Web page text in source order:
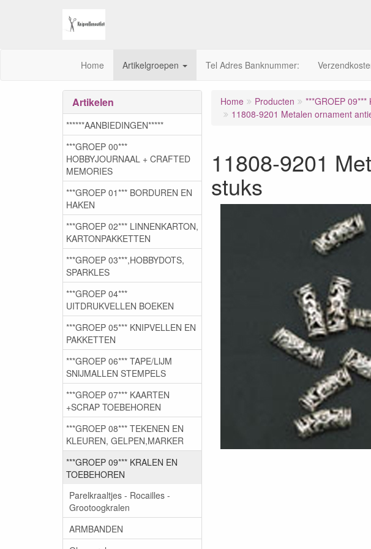
Home Artikelgroepen Tel Adres Banknummer:
Home Producten ***GROEP 09***
11808-9201 Metalen ornament
11808-9201
stuks
Artikelen
******AANBIEDINGEN*****
***GROEP 00***
HOBBYJOURNAAL + CRAFTED
MEMORIES
***GROEP 01*** BORDUREN EN
HAKEN
***GROEP 02*** LINNENKARTON,
KARTONPAKKETTEN
***GROEP 03***,HOBBYDOTS,
SPARKLES
***GROEP 04***
UITDRUKVELLEN BOEKEN
***GROEP 05*** KNIPVELLEN EN
PAKKETTEN
***GROEP 06*** TAPE/LIJM
SNIJMALLEN STEMPELS
***GROEP 07*** KAARTEN
+SCRAP TOEBEHOREN
***GROEP 08*** TEKENEN EN
KLEUREN, GELPEN,MARKER
***GROEP 09*** KRALEN EN
TOEBEHOREN
Parelkraaltjes - Rocailles -
Grootoogkralen
ARMBANDEN